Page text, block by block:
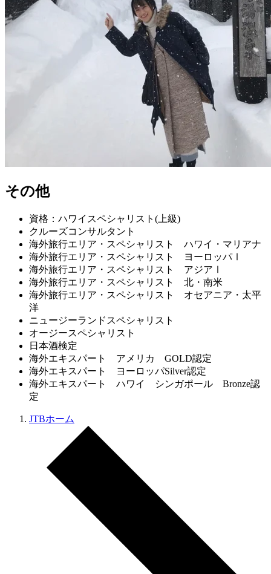
その他
資格：ハワイスペシャリスト(上級)
クルーズコンサルタント
海外旅行エリア・スペシャリスト ハワイ・マリアナ
海外旅行エリア・スペシャリスト ヨーロッパⅠ
海外旅行エリア・スペシャリスト アジアⅠ
海外旅行エリア・スペシャリスト 北・南米
海外旅行エリア・スペシャリスト オセアニア・太平
洋
ニュージーランドスペシャリスト
オージースペシャリスト
日本酒検定
海外エキスパート アメリカ GOLD認定
海外エキスパート ヨーロッパSilver認定
海外エキスパート ハワイ シンガポール Bronze認
定
JTBホーム